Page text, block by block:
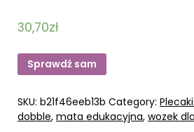
30,70zł
Sprawdź sam
SKU: b21f46eeb13b Category:
dobble, mata edukacyjna, wozek